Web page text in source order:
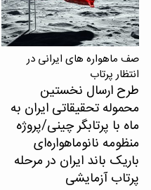
صف ماهواره های ایرانی در
انتظار پرتاب
طرح ارسال نخستین
محموله تحقیقاتی ایران به
ماه با پرتابگر چینی/پروژه
منظومه نانوماهواره‌ای
باریک باند ایران در مرحله
پرتاب آزمایشی